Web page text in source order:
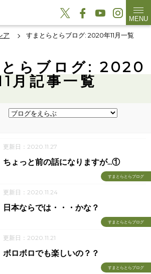
MENU
ア すまとらとらブログ: 2020年11月一覧
らブログ: 2020
月記事一覧
更新日：2020.11.27
すまとらとらブログ
ちょっと前の話になりますが...①
更新日：2020.11.24
すまとらとらブログ
日本ならでは・・・かな？
更新日：2020.11.21
すまとらとらブログ
ボロボロでも楽しいの？？